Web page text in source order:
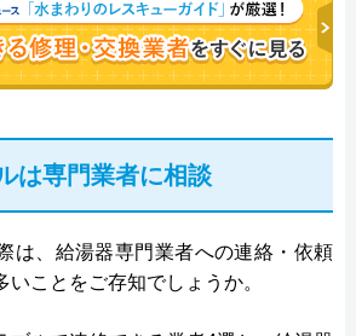
は専門業者に相談
は、給湯器専門業者への連絡・依頼
いことをご存知でしょうか。